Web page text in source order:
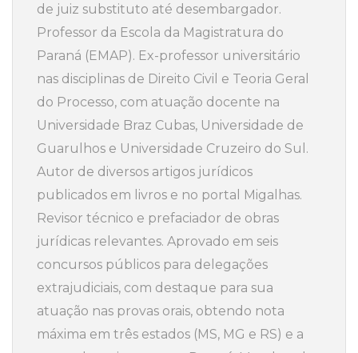
de juiz substituto até desembargador.
Professor da Escola da Magistratura do
Paraná (EMAP). Ex-professor universitário
nas disciplinas de Direito Civil e Teoria Geral
do Processo, com atuação docente na
Universidade Braz Cubas, Universidade de
Guarulhos e Universidade Cruzeiro do Sul.
Autor de diversos artigos jurídicos
publicados em livros e no portal Migalhas.
Revisor técnico e prefaciador de obras
jurídicas relevantes. Aprovado em seis
concursos públicos para delegações
extrajudiciais, com destaque para sua
atuação nas provas orais, obtendo nota
máxima em três estados (MS, MG e RS) e a